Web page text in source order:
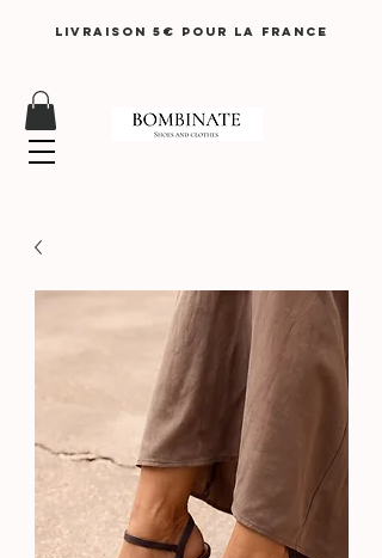
LIVRAISON 5€ pour lA FRANCE